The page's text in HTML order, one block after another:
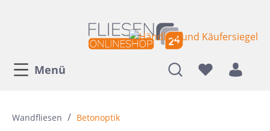
Menü
Wandfliesen / Betonoptik